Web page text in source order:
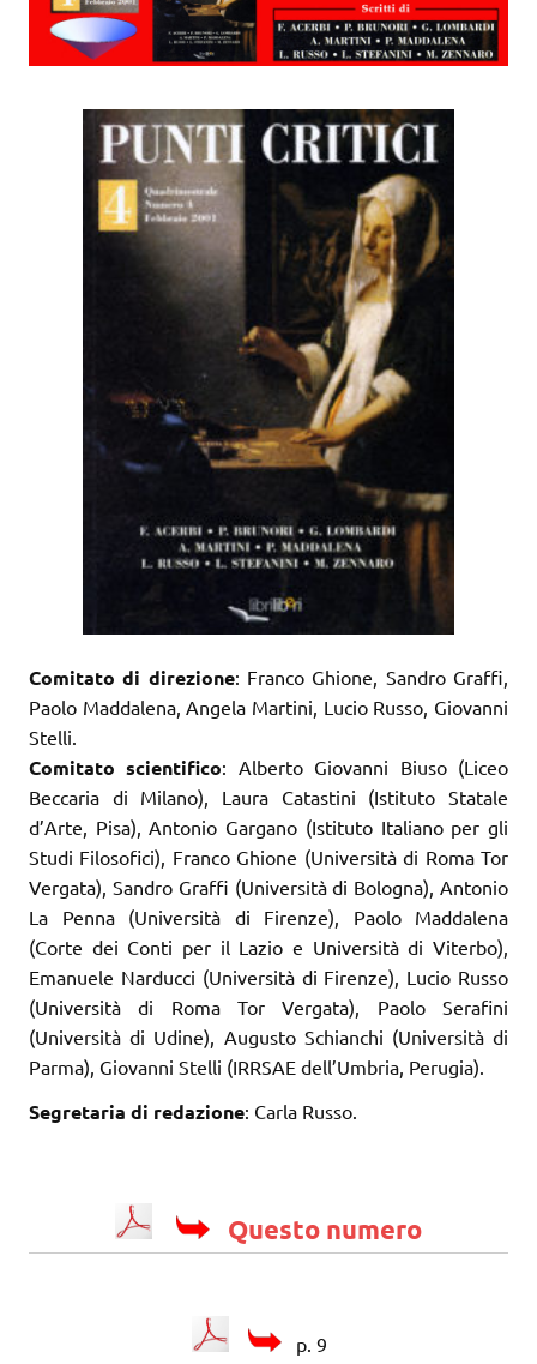
Comitato di direzione: Franco Ghione, Sandro Graffi,
Paolo Maddalena, Angela Martini, Lucio Russo, Giovanni
Stelli.
Comitato scientifico: Alberto Giovanni Biuso (Liceo
Beccaria di Milano), Laura Catastini (Istituto Statale
d’Arte, Pisa), Antonio Gargano (Istituto Italiano per gli
Studi Filosofici), Franco Ghione (Università di Roma Tor
Vergata), Sandro Graffi (Università di Bologna), Antonio
La Penna (Università di Firenze), Paolo Maddalena
(Corte dei Conti per il Lazio e Università di Viterbo),
Emanuele Narducci (Università di Firenze), Lucio Russo
(Università di Roma Tor Vergata), Paolo Serafini
(Università di Udine), Augusto Schianchi (Università di
Parma), Giovanni Stelli (IRRSAE dell’Umbria, Perugia).
Segretaria di redazione: Carla Russo.
Questo numero
p. 9